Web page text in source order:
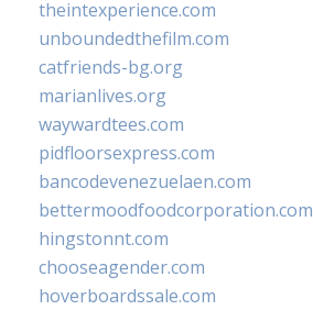
theintexperience.com
unboundedthefilm.com
catfriends-bg.org
marianlives.org
waywardtees.com
pidfloorsexpress.com
bancodevenezuelaen.com
bettermoodfoodcorporation.com
hingstonnt.com
chooseagender.com
hoverboardssale.com